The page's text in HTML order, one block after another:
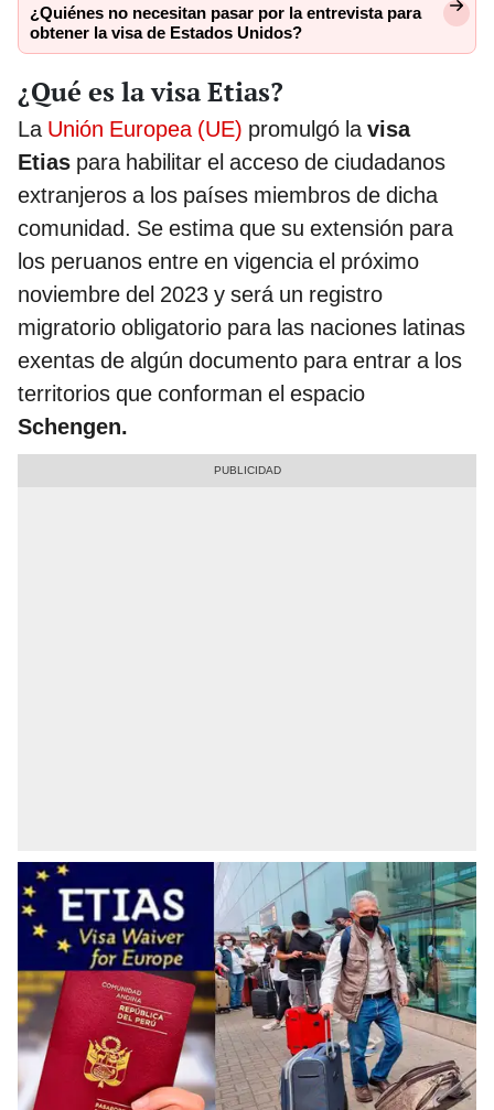
¿Quiénes no necesitan pasar por la entrevista para
obtener la visa de Estados Unidos?
¿Qué es la visa Etias?
La Unión Europea (UE) promulgó lavisa
Etias para habilitar el acceso de ciudadanos
extranjeros a los países miembros de dicha
comunidad. Se estima que su extensión para
los peruanos entre en vigencia el próximo
noviembre del 2023 y será un registro
migratorio obligatorio para las naciones latinas
exentas de algún documento para entrar a los
territorios que conforman el espacio
Schengen.